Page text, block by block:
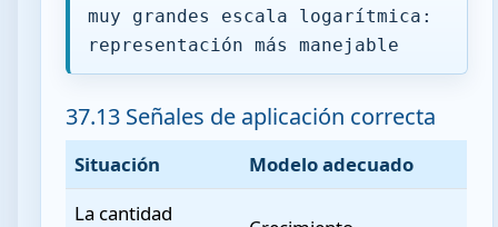
muy grandes escala logarítmica:
representación más manejable
37.13 Señales de aplicación correcta
Situación
Modelo adecuado
La cantidad